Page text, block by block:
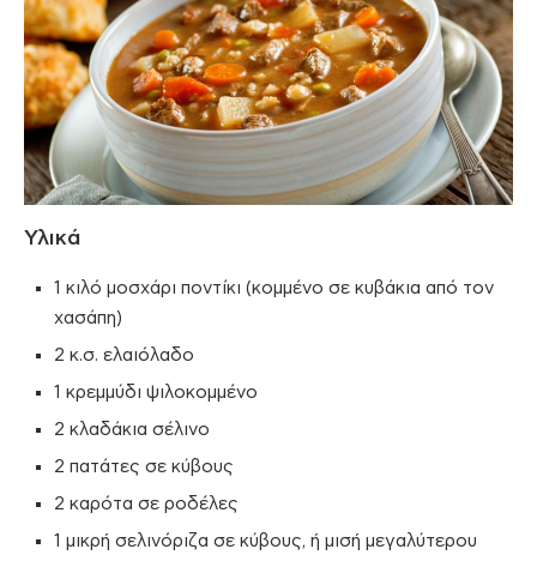
Υλικά
1 κιλό μοσχάρι ποντίκι (κομμένο σε κυβάκια από τον
χασάπη)
2 κ.σ. ελαιόλαδο
1 κρεμμύδι ψιλοκομμένο
2 κλαδάκια σέλινο
2 πατάτες σε κύβους
2 καρότα σε ροδέλες
1 μικρή σελινόριζα σε κύβους, ή μισή μεγαλύτερου